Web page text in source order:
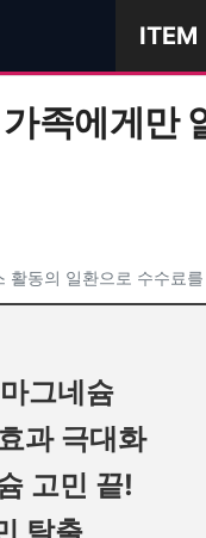
ITEM
족에게만
활동의 일환으로 수수료
그네슘
과 극대화
고민 끝!